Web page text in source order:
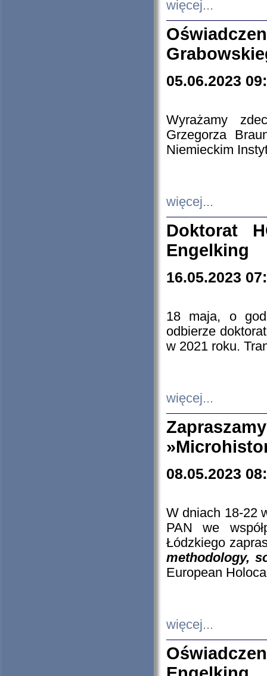
więcej...
05.06.2023
Wyrażamy
Grzegorza
Niemieckim
więcej...
Doktorat
Engelking
16.05.2023
18 maja, o
odbierze
w 2021 roku.
więcej...
08.05.2023
W dniach 18-22
PAN we
Łódzkiego
methodology,
European
więcej...